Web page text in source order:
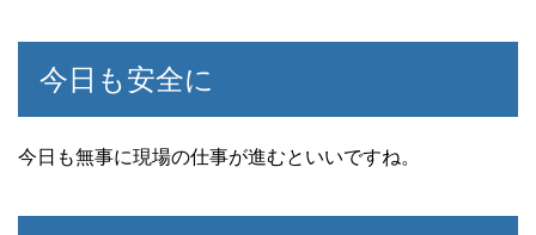
今日も安全に
今日も無事に現場の仕事が進むといいですね。